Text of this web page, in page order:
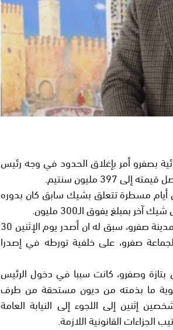
بصفرو أمر بإغلاق الحدود في وجه رئيس
مليون سنتيم.
أيام مسطرة تتعلق بشيك سابق كان بدوره
يفوق الـ300 مليون.
وأفادت المصادر ، أن وكيل الملك لدى المحكمة الابتدائية بمدينة صفرو، سبق له ان أصدر يوم الإثنين 30
صفرو، على خلفية تورطه في إصدرا
وصفرو، كانت سببا في دخول الرئيس
ما بذمته من ديون مستحقة من طرف
إثنين إلى اللجوء إلى النيابة العامة
القانونية اللازمة.